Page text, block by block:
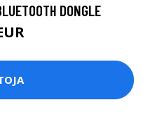
DONGLE